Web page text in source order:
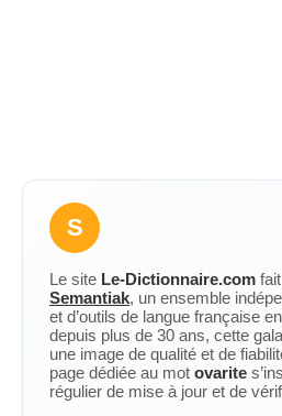
S
Le site Le-Dictionnaire.com
Semantiak, un ensemble
et d’outils de langue française
depuis plus de 30 ans, cette
une image de qualité et de
page dédiée au mot ovarite
régulier de mise à jour et de